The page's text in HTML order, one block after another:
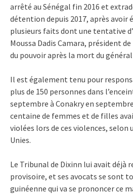
arrêté au Sénégal fin 2016 et
détention depuis 2017, après avoir
plusieurs faits dont une tentative
Moussa Dadis Camara, président
du pouvoir après la mort du
Il est également tenu pour
plus de 150 personnes dans
septembre à Conakry en septembre
centaine de femmes et de filles
violées lors de ces violences,
Unies.
Le Tribunal de Dixinn lui avait déjà
provisoire, et ses avocats se sont
guinéenne qui va se prononcer ce